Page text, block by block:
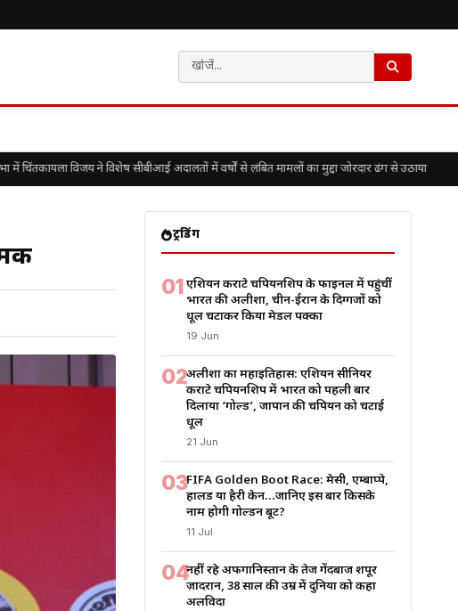
विजय ने विशेष सीबीआई अदालतों में वर्षों से लंबित मामलों का मुद्दा जोरदार ढंग से उठाया
ट्रेंडिंग
01एशियन कराटे चैंपियनशिप के फाइनल में पहुंचीं
भारत की अलीशा, चीन-ईरान के दिग्गजों को
धूल चटाकर किया मेडल पक्का
19 Jun
02अलीशा का महाइतिहास: एशियन सीनियर
कराटे चैंपियनशिप में भारत को पहली बार
दिलाया ‘गोल्ड’, जापान की चैंपियन को चटाई
धूल
21 Jun
03FIFA Golden Boot Race: मेसी, एम्बाप्पे,
हालैंड या हैरी केन…जानिए इस बार किसके
नाम होगी गोल्डन बूट?
11 Jul
04नहीं रहे अफगानिस्तान के तेज गेंदबाज शपूर
ज़ादरान, 38 साल की उम्र में दुनिया को कहा
अलविदा